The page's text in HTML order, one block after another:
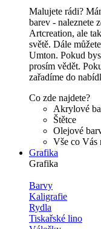
Malujete rádi?
barev - naleznete
Artcreation, ale
světě. Dále
Umton. Pokud
prosím vědět.
zařadíme do
Co zde najdete?
Akrylové
Štětce
Olejové
Vše co Vás
Grafika
Grafika
Barvy
Kaligrafie
Rydla
Tiskařské lino